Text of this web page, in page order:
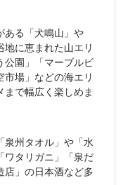
ある「犬鳴山」や
地に恵まれた山エリ
公園」「マーブルビ
市場」などの海エリ
まで幅広く楽しめま
泉州タオル」や「水
ワタリガニ」「泉だ
店」の日本酒など多